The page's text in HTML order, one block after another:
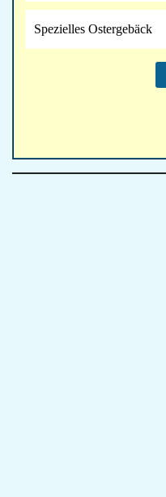
Spezielles Ostergebäck